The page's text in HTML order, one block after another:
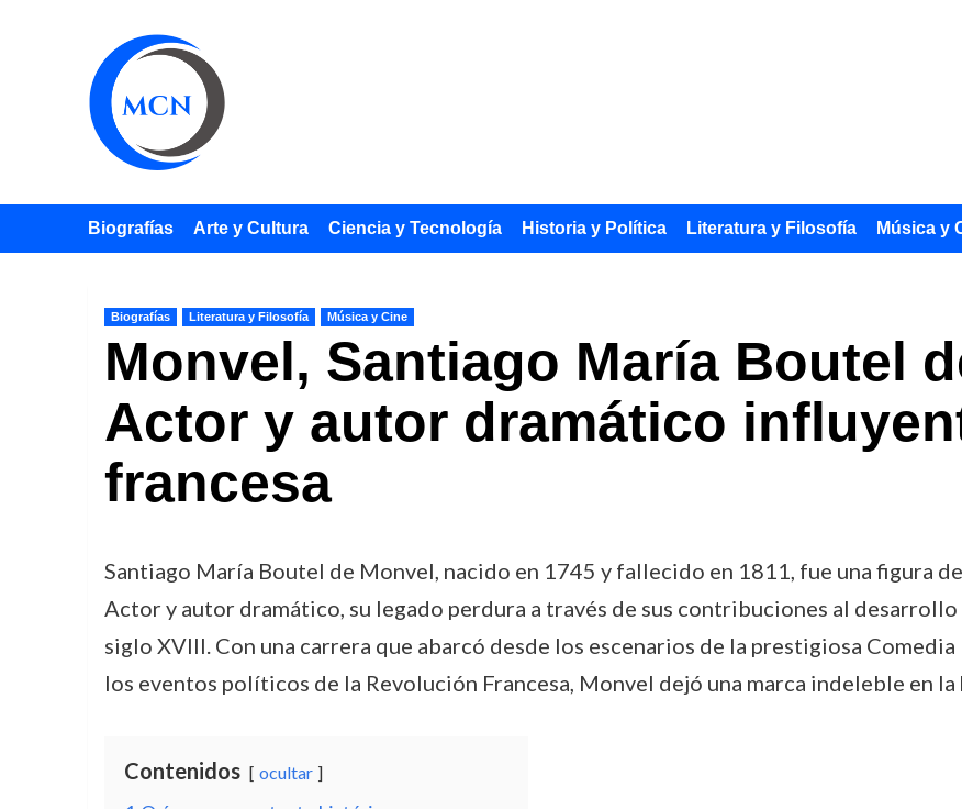
Biografías Arte y Cultura Ciencia y Tecnología Historia y Política Literatura y Filosofía Música y
Biografías Literatura y Filosofía Música y Cine
Monvel, Santiago María Boutel
Actor y autor dramático
francesa
Santiago María Boutel de Monvel, nacido en 1745 y fallecido en 1811, fue una figura
Actor y autor dramático, su legado perdura a través de sus contribuciones al desarrollo
siglo XVIII. Con una carrera que abarcó desde los escenarios de la prestigiosa
los eventos políticos de la Revolución Francesa, Monvel dejó una marca indeleble en
Contenidos ocultar